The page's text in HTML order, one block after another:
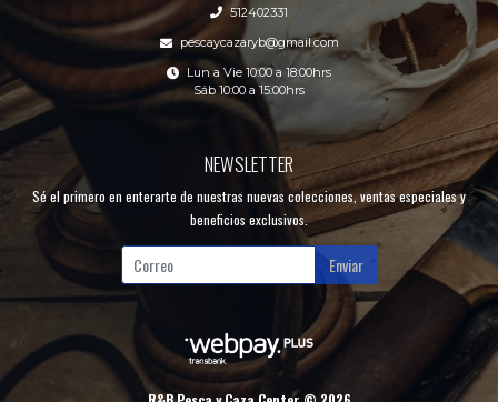
512402331
pescaycazaryb@gmail.com
Lun a Vie 10:00 a 18:00hrs
Sáb 10:00 a 15:00hrs
NEWSLETTER
Sé el primero en enterarte de nuestras nuevas colecciones, ventas especiales y
beneficios exclusivos.
Enviar